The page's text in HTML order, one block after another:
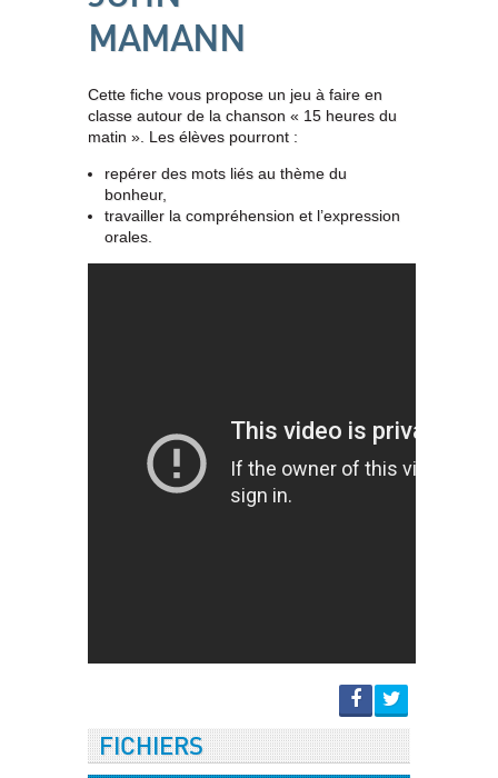
MAMANN
Cette fiche vous propose un jeu à faire en
classe autour de la chanson « 15 heures du
matin ». Les élèves pourront :
repérer des mots liés au thème du
bonheur,
travailler la compréhension et l’expression
orales.
FICHIERS